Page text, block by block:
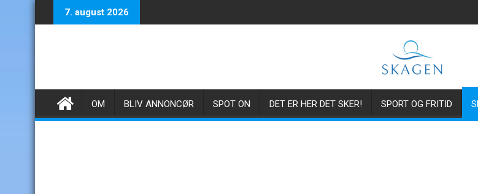
to
7. august 2026
OM BLIV ANNONCØR SPOT ON DET ER HER DET SKER! SPORT OG FRITID